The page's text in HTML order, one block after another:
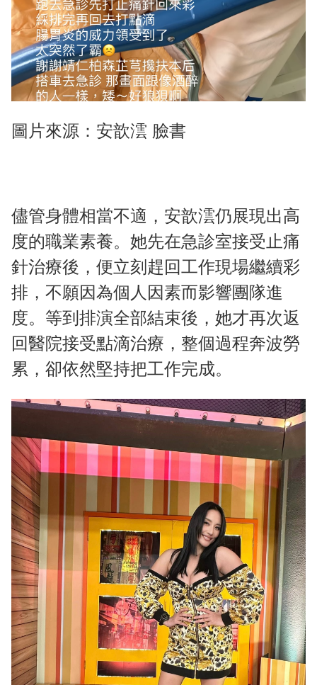
圖片來源：安歆澐 臉書
儘管身體相當不適，安歆澐仍展現出高
度的職業素養。她先在急診室接受止痛
針治療後，便立刻趕回工作現場繼續彩
排，不願因為個人因素而影響團隊進
度。等到排演全部結束後，她才再次返
回醫院接受點滴治療，整個過程奔波勞
累，卻依然堅持把工作完成。